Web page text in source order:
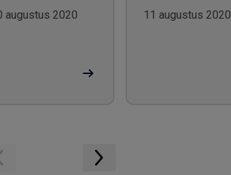
augustus 2020 11 augustus 2020